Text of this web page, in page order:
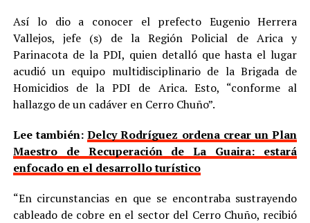
Así lo dio a conocer el prefecto Eugenio Herrera
Vallejos, jefe (s) de la Región Policial de Arica y
Parinacota de la PDI, quien detalló que hasta el lugar
acudió un equipo multidisciplinario de la Brigada de
Homicidios de la PDI de Arica. Esto, “conforme al
hallazgo de un cadáver en Cerro Chuño”.
Lee también:Delcy Rodríguez ordena crear un Plan
Maestro de Recuperación de La Guaira: estará
enfocado en el desarrollo turístico
“En circunstancias en que se encontraba sustrayendo
cableado de cobre en el sector del Cerro Chuño, recibió